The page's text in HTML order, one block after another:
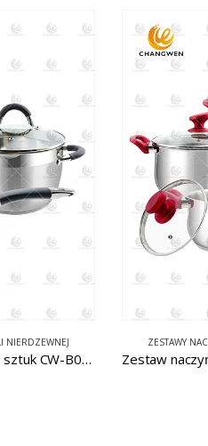
NIERDZEWNEJ
Zestaw naczyń kuchennych ze stali nierdzewnej Garnki i patelnie CW-C016 Wok